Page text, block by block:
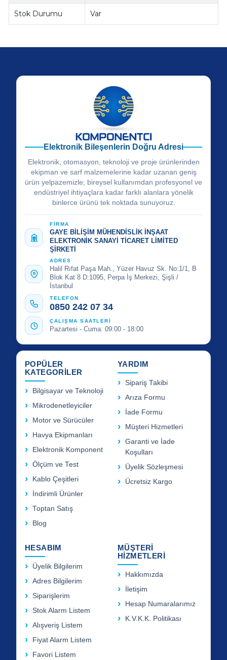
Stok Durumu Var
Elektronik Bileşenlerin Doğru Adresi
Elektronik, otomasyon, teknoloji ve proje ürünlerinden
ekipman ve sarf malzemelerine kadar uzanan geniş
ürün yelpazemizle; bireysel kullanımdan profesyonel ve
endüstriyel ihtiyaçlara kadar farklı alanlara yönelik
binlerce ürünü tek noktada sunuyoruz.
FİRMA
GAYE BİLİŞİM MÜHENDİSLİK İNŞAAT
ELEKTRONİK SANAYİ TİCARET LİMİTED
ŞİRKETİ
ADRES
Halil Rıfat Paşa Mah., Yüzer Havuz Sk. No:1/1, B
Blok Kat 8 D:1095, Perpa İş Merkezi, Şişli /
İstanbul
TELEFON
0850 242 07 34
ÇALIŞMA SAATLERİ
Pazartesi - Cuma: 09:00 - 18:00
POPÜLER
KATEGORİLER
Bilgisayar ve Teknoloji
Mikrodenetleyiciler
Motor ve Sürücüler
Havya Ekipmanları
Elektronik Komponent
Ölçüm ve Test
Kablo Çeşitleri
İndirimli Ürünler
Toptan Satış
Blog
YARDIM
Sipariş Takibi
Arıza Formu
İade Formu
Müşteri Hizmetleri
Garanti ve İade
Koşulları
Üyelik Sözleşmesi
Ücretsiz Kargo
HESABIM
Üyelik Bilgilerim
Adres Bilgilerim
Siparişlerim
Stok Alarm Listem
Alışveriş Listem
Fiyat Alarm Listem
Favori Listem
MÜŞTERİ
HİZMETLERİ
Hakkımızda
İletişim
Hesap Numaralarımız
K.V.K.K. Politikası